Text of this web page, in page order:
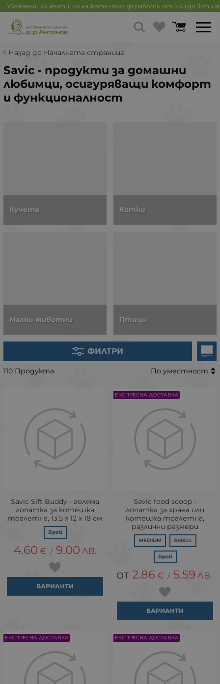
Уважаеми клиенти, клиниката няма да работи от 1-ви до 9-ти
Назад до Началната страница
Savic - продукти за домашни
любимци, осигуряващи комфорт
и функционалност
Кучета Котки
Малки животни Птици
ФИЛТРИ
110 Продукта По уместност
Savic Sift Buddy - голяма
лопатка за котешка
тоалетна, 13.5 х 12 х 18 см
Брой
4.60 € / 9.00 ЛВ.
ВАРИАНТИ
Savic food scoop -
лопатка за храна или
котешка тоалетна,
различни размери
MEDIUM SMALL
Брой
2.86 € / 5.59 ЛВ.
ВАРИАНТИ
ЕКСПРЕСНА ДОСТАВКА
ЕКСПРЕСНА ДОСТАВКА ЕКСПРЕСНА ДОСТАВКА